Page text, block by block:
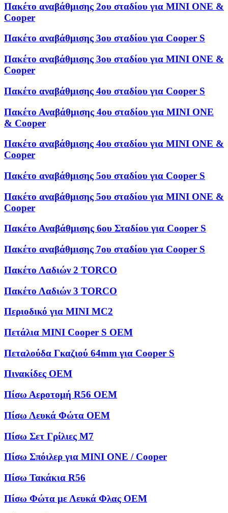
Πακέτο αναβάθμισης 2ου σταδίου για MINI ONE &
Cooper
Πακέτο αναβάθμισης 3ου σταδίου για Cooper S
Πακέτο αναβάθμισης 3ου σταδίου για MINI ONE &
Cooper
Πακέτο αναβάθμισης 4ου σταδίου για Cooper S
Πακέτο Αναβάθμισης 4ου σταδίου για MINI ONE
& Cooper
Πακέτο αναβάθμισης 4ου σταδίου για MINI ONE &
Cooper
Πακέτο αναβάθμισης 5ου σταδίου για Cooper S
Πακέτο αναβάθμισης 5ου σταδίου για MINI ONE &
Cooper
Πακέτο Αναβάθμισης 6ου Σταδίου για Cooper S
Πακέτο αναβάθμισης 7ου σταδίου για Cooper S
Πακέτο Λαδιών 2 TORCO
Πακέτο Λαδιών 3 TORCO
Περιοδικό για MINI MC2
Πετάλια MINI Cooper S OEM
Πεταλούδα Γκαζιού 64mm για Cooper S
Πινακίδες OEM
Πίσω Αεροτομή R56 OEM
Πίσω Λευκά Φώτα OEM
Πίσω Σετ Γρίλιες M7
Πίσω Σπόιλερ για MINI ONE / Cooper
Πίσω Τακάκια R56
Πίσω Φώτα με Λευκά Φλας OEM